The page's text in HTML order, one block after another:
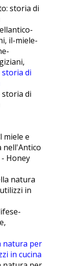
il-miele-
storia di
storia di
miele e
nell'Antico
Honey
natura per
in cucina